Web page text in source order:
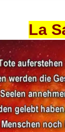
La